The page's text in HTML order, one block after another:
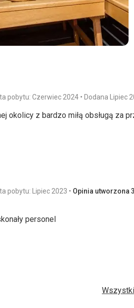
pobytu: Czerwiec 2024 Dodana Lipiec
okolicy z bardzo miłą obsługą za
okolicy z bardzo miłą obsługą za
wystarczający wybór jak na 3-
z bardzo ładnym, bezpłatnym
przetłumaczona za
pobytu: Lipiec 2023 Opinia utworzona
personel
personel